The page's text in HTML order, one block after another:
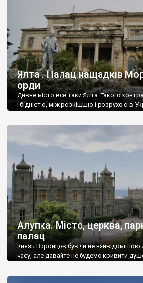
Ялта . Палац нащадків
орди
Дивне місто все таки Ялта. Такого
і бідністю, між розкішшю і розрухою в
Алупка. Місто, церква,
палац
Князь Воронцов був чи не
часу, але давайте не будемо кривити